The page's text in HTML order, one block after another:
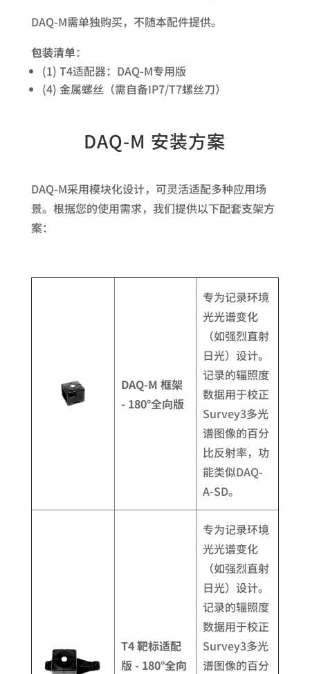
DAQ-M需单独购买，不随本配件提供。
包装清单：
(1) T4适配器：DAQ-M专用版
(4) 金属螺丝（需自备IP7/T7螺丝刀）
DAQ-M 安装方案
DAQ-M采用模块化设计，可灵活适配多种应用场
景。根据您的使用需求，我们提供以下配套支架方
案：
DAQ-M 框架
- 180°全向版
专为记录环境
光光谱变化
（如强烈直射
日光）设计。
记录的辐照度
数据用于校正
Survey3多光
谱图像的百分
比反射率，功
能类似DAQ-
A-SD。
T4 靶标适配
版 - 180°全向
专为记录环境
光光谱变化
（如强烈直射
日光）设计。
记录的辐照度
数据用于校正
Survey3多光
谱图像的百分